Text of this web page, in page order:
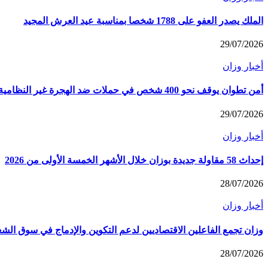
الملك يصدر العفو على 1788 شخصا بمناسبة عيد العرش المجيد
29/07/2026
أخبار وزان
أمن تطوان يوقف نحو 400 شخص في حملات ضد الهجرة غير النظامية
29/07/2026
أخبار وزان
إحداث 58 مقاولة جديدة بوزان خلال الأشهر الخمسة الأولى من 2026
28/07/2026
أخبار وزان
وزان تجمع الفاعلين الاقتصاديين لدعم التكوين والإدماج في سوق
28/07/2026